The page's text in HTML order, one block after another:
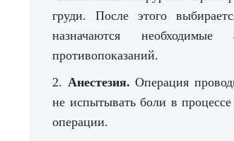
груди. После этого
назначаются
противопоказаний.
2. Анестезия.Операция
не испытывать боли в
операции.